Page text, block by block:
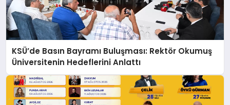
KSÜ’de Basın Bayramı Buluşması: Rektör Okumuş
Üniversitenin Hedeflerini Anlattı